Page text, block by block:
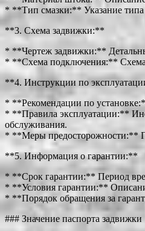
* **Тип смазки:** Указание типа
**3. Схема задвижки:**
* **Чертеж задвижки:**
* **Схема подключения:**
**4. Инструкции по
* **Рекомендации по
* **Правила эксплуатации:**
обслуживания.
* **Меры предосторожности:**
**5. Информация о гарантии:**
* **Срок гарантии:** Период
* **Условия гарантии:**
* **Порядок обращения за
### Значение паспорта задвижки